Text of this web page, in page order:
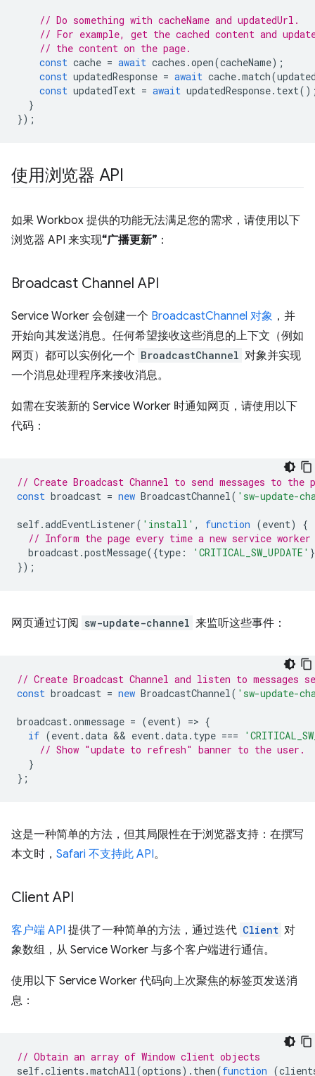
// Do something with cacheName and updatedUrl.
// For example, get the cached content and
// the content on the page.
const cache = await caches .open(cacheName);
const updatedResponse = await cache.match(
const updatedText = await updatedResponse. text
}
});
使用浏览器 API
如果 Workbox 提供的功能无法满足您的需求，请使用以下
浏览器 API 来实现“广播更新” ：
Broadcast Channel API
Service Worker 会创建一个 BroadcastChannel 对象 ，并
开始向其发送消息。任何希望接收这些消息的上下文（例如
网页）都可以实例化一个 BroadcastChannel 对象并实现
一个消息处理程序来接收消息。
如需在安装新的 Service Worker 时通知网页，请使用以下
代码：
// Create Broadcast Channel to send messages to the
const broadcast = new BroadcastChannel( 'sw-update-
self.addEventListener( 'install' , function (event)
{
// Inform the page every time a new service
broadcast.postMessage({type : 'CRITICAL_SW_UPDATE'
});
网页通过订阅 sw-update-channel 来监听这些事件：
// Create Broadcast Channel and listen to messages
const broadcast = new BroadcastChannel( 'sw-update-
broadcast.onmessage = (event) => {
if (event.data && event.data. type ===
// Show "update to refresh" banner to the user.
}
};
这是一种简单的方法，但其局限性在于浏览器支持：在撰写
本文时， Safari 不支持此 API。
Client API
客户端 API 提供了一种简单的方法，通过迭代 Client 对
象数组，从 Service Worker 与多个客户端进行通信。
使用以下 Service Worker 代码向上次聚焦的标签页发送消
息：
// Obtain an array of Window client objects
self.clients .matchAll(options). then(function (